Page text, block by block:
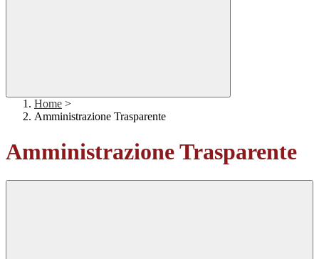
Home >
Amministrazione Trasparente
Amministrazione Trasparente